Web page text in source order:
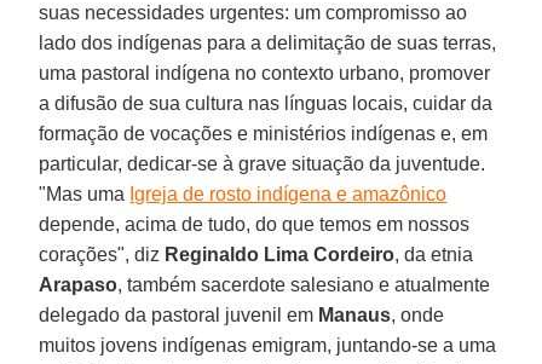
suas necessidades urgentes: um compromisso ao
lado dos indígenas para a delimitação de suas terras,
uma pastoral indígena no contexto urbano, promover
a difusão de sua cultura nas línguas locais, cuidar da
formação de vocações e ministérios indígenas e, em
particular, dedicar-se à grave situação da juventude.
"Mas uma Igreja de rosto indígena e amazônico
depende, acima de tudo, do que temos em nossos
corações", diz Reginaldo Lima Cordeiro, da etnia
Arapaso, também sacerdote salesiano e atualmente
delegado da pastoral juvenil em Manaus, onde
muitos jovens indígenas emigram, juntando-se a uma